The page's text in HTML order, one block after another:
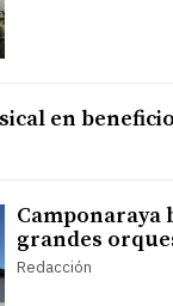
en beneficio
Camponaraya
grandes
Redacción